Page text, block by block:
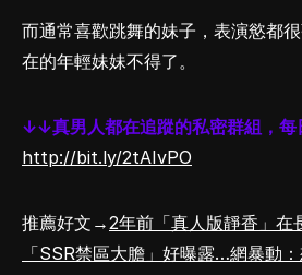
而通常喜歡跳舞的妹子，表演慾都
在的年輕妹妹不得了。
↓↓真男人都在追蹤的私密群組，
http://bit.ly/2tAIvPO
推薦好文→2年前「真人版靜香」在
「SSR禁區大膽」好曝露…網暴動